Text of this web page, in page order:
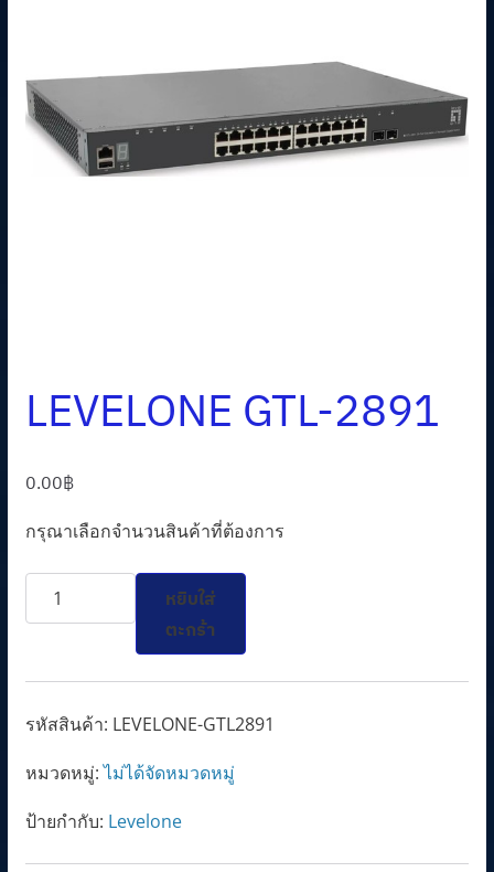
LEVELONE GTL-2891
0.00฿
กรุณาเลือกจำนวนสินค้าที่ต้องการ
จำนวน
LEVELONE
2891
หยิบใส่
ตะกร้า
รหัสสินค้า: LEVELONE-GTL2891
หมวดหมู่:ไม่ได้จัดหมวดหมู่
ป้ายกำกับ: Levelone